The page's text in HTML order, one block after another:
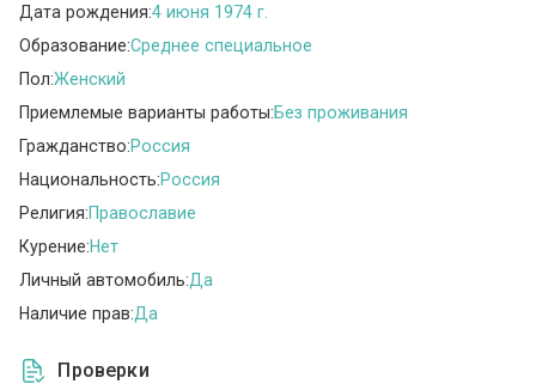
Дата рождения:4 июня 1974 г.
Образование:Среднее специальное
Пол:Женский
Приемлемые варианты работы:Без проживания
Гражданство:Россия
Национальность:Россия
Религия:Православие
Курение:Нет
Личный автомобиль:Да
Наличие прав:Да
Проверки